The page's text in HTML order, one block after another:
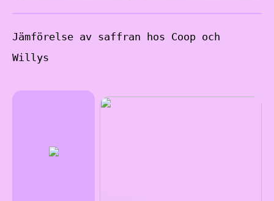
Jämförelse av saffran hos Coop och
Willys